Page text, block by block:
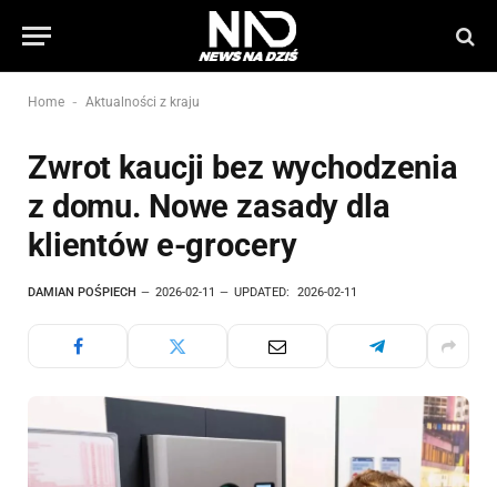
Home - Aktualności z kraju
Zwrot kaucji bez wychodzenia
z domu. Nowe zasady dla
klientów e-grocery
DAMIAN POŚPIECH 2026-02-11 UPDATED: 2026-02-11